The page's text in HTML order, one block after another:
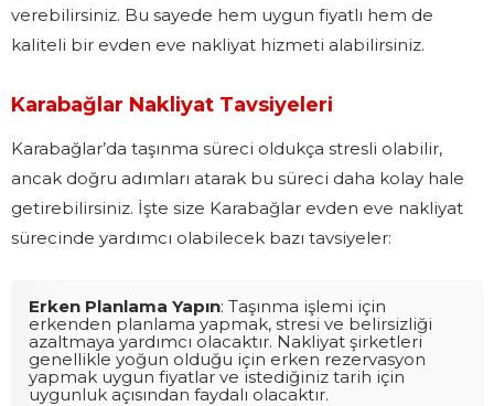
verebilirsiniz. Bu sayede hem uygun fiyatlı hem de
kaliteli bir evden eve nakliyat hizmeti alabilirsiniz.
Karabağlar Nakliyat Tavsiyeleri
Karabağlar’da taşınma süreci oldukça stresli olabilir,
ancak doğru adımları atarak bu süreci daha kolay hale
getirebilirsiniz. İşte size Karabağlar evden eve nakliyat
sürecinde yardımcı olabilecek bazı tavsiyeler:
Erken Planlama Yapın: Taşınma işlemi için
erkenden planlama yapmak, stresi ve belirsizliği
azaltmaya yardımcı olacaktır. Nakliyat şirketleri
genellikle yoğun olduğu için erken rezervasyon
yapmak uygun fiyatlar ve istediğiniz tarih için
uygunluk açısından faydalı olacaktır.